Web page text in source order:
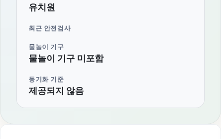
유치원
최근 안전검사
물놀이 기구
물놀이 기구 미포함
동기화 기준
제공되지 않음